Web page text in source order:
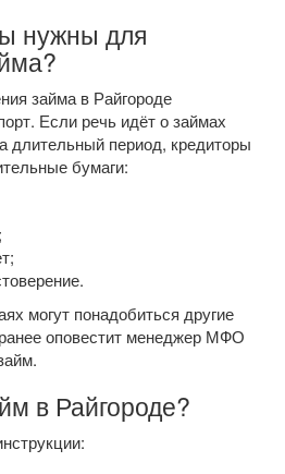
нужны для
займа в Райгороде
Если речь идёт о займах
длительный период, кредиторы
бумаги:
могут понадобиться другие
оповестит менеджер МФО
в Райгороде?